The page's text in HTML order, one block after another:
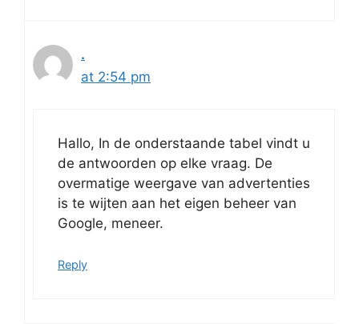
.
at 2:54 pm
Hallo, In de onderstaande tabel vindt u
de antwoorden op elke vraag. De
overmatige weergave van advertenties
is te wijten aan het eigen beheer van
Google, meneer.
Reply